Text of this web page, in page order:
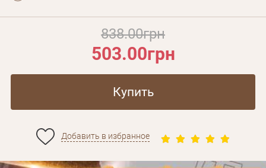
838.00грн
503.00грн
Купить
Добавить в избранное